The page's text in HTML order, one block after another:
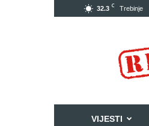
32.3 C Trebinje
VIJESTI